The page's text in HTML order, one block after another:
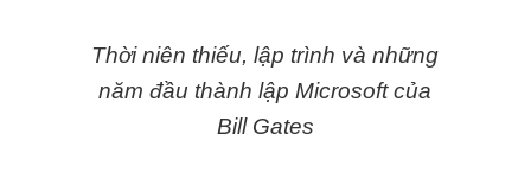
​Thời niên thiếu, lập trình và những
năm đầu thành lập Microsoft của
Bill Gates